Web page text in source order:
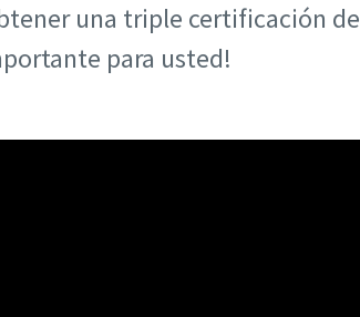
una triple certificación de
para usted!